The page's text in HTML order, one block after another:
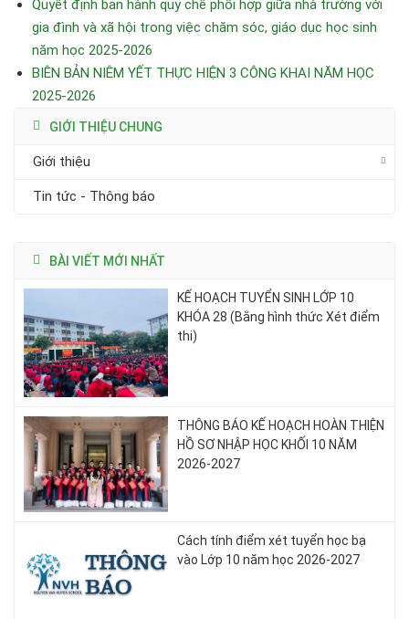
Quyết định ban hành quy chế phối hợp giữa nhà trường với
gia đình và xã hội trong việc chăm sóc, giáo dục học sinh
năm học 2025-2026
BIÊN BẢN NIÊM YẾT THỰC HIỆN 3 CÔNG KHAI NĂM HỌC
2025-2026
GIỚI THIỆU CHUNG
Giới thiệu
Tin tức - Thông báo
BÀI VIẾT MỚI NHẤT
KẾ HOẠCH TUYỂN SINH LỚP 10
KHÓA 28 (Bằng hình thức Xét điểm
thi)
THÔNG BÁO KẾ HOẠCH HOÀN THIỆN
HỒ SƠ NHẬP HỌC KHỐI 10 NĂM
2026-2027
Cách tính điểm xét tuyển học bạ
vào Lớp 10 năm học 2026-2027